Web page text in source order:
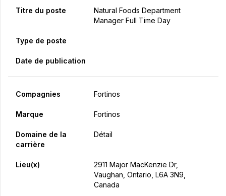
Titre du poste
Natural Foods Department
Manager Full Time Day
Type de poste
Date de publication
Compagnies Fortinos
Marque Fortinos
Domaine de la
carrière
Détail
Lieu(x)
2911 Major MacKenzie Dr,
Vaughan, Ontario, L6A 3N9,
Canada